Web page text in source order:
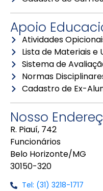
Apoio
Atividades
Lista de Materiais e
Sistema de
Normas
Cadastro de Ex-
Nosso
R. Piauí, 742
Funcionários
Belo Horizonte/MG
30150-320
Tel: (31) 3218-1717